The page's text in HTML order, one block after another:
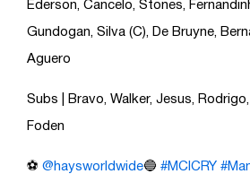
Ederson, Cancelo, Stones,
Gundogan, Silva (C), De Bruyne,
Aguero
Subs | Bravo, Walker, Jesus,
Foden
⚽️ @haysworldwide🔵 #MCICRY